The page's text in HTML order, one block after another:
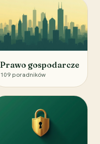
Prawo gospodarcze
109 poradników